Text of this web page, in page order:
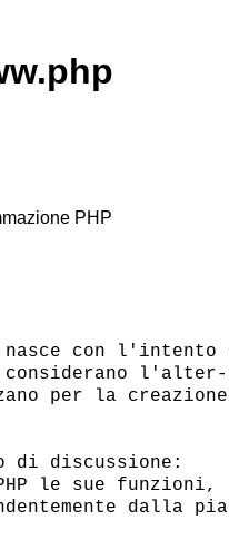
PHP
nasce con
l'alter-
per la
di discussione:
le sue
dalla